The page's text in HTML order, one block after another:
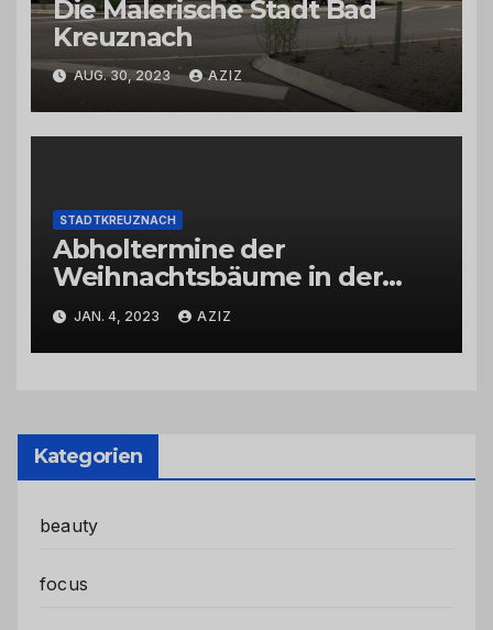
Die Malerische Stadt Bad
Kreuznach
AUG. 30, 2023 AZIZ
STADTKREUZNACH
Abholtermine der
Weihnachtsbäume in der
Kernstadt und in den
Stadtteilen
JAN. 4, 2023 AZIZ
Kategorien
beauty
focus